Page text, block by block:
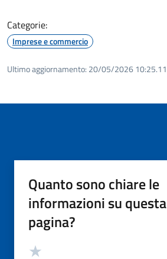
Categorie:
Imprese e commercio
Ultimo aggiornamento: 20/05/2026 10:25.11
Quanto sono chiare le
informazioni su questa
pagina?
Valutazione